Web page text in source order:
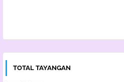
TOTAL TAYANGAN